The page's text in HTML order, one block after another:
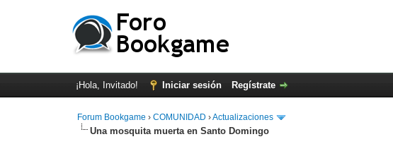
¡Hola, Invitado! Iniciar sesión Regístrate
Forum Bookgame ›COMUNIDAD ›Actualizaciones
Una mosquita muerta en Santo Domingo